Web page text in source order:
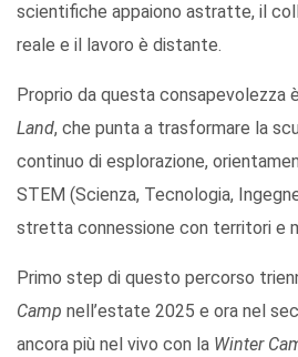
scientifiche appaiono astratte, il
reale e il lavoro è distante.
Proprio da questa consapevolezza
Land, che punta a trasformare la
continuo di esplorazione,
STEM (Scienza, Tecnologia,
stretta connessione con territori e
Primo step di questo percorso
Camp nell’estate 2025 e ora nel
ancora più nel vivo con la Winter